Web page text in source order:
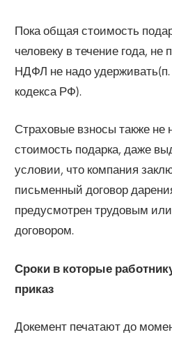
Пока общая стоимость
человеку в течение года,
НДФЛ не надо удерживать(п.
кодекса РФ).
Страховые взносы также не
стоимость подарка, даже
условии, что компания
письменный договор
предусмотрен трудовым
договором.
Сроки в которые
приказ
Докемент печатают до